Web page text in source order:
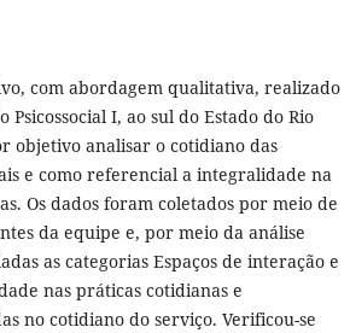
com abordagem qualitativa, realizado
I, ao sul do Estado do Rio
objetivo analisar o cotidiano das
e como referencial a integralidade na
Os dados foram coletados por meio de
da equipe e, por meio da análise
as categorias Espaços de interação e
nas práticas cotidianas e
no cotidiano do serviço. Verificou-se